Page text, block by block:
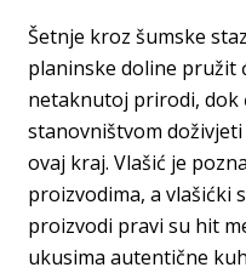
Šetnje kroz šumske
planinske doline pružit
netaknutoj prirodi, dok
stanovništvom
ovaj kraj. Vlašić je
proizvodima, a vlašićki
proizvodi pravi su hit
ukusima autentične